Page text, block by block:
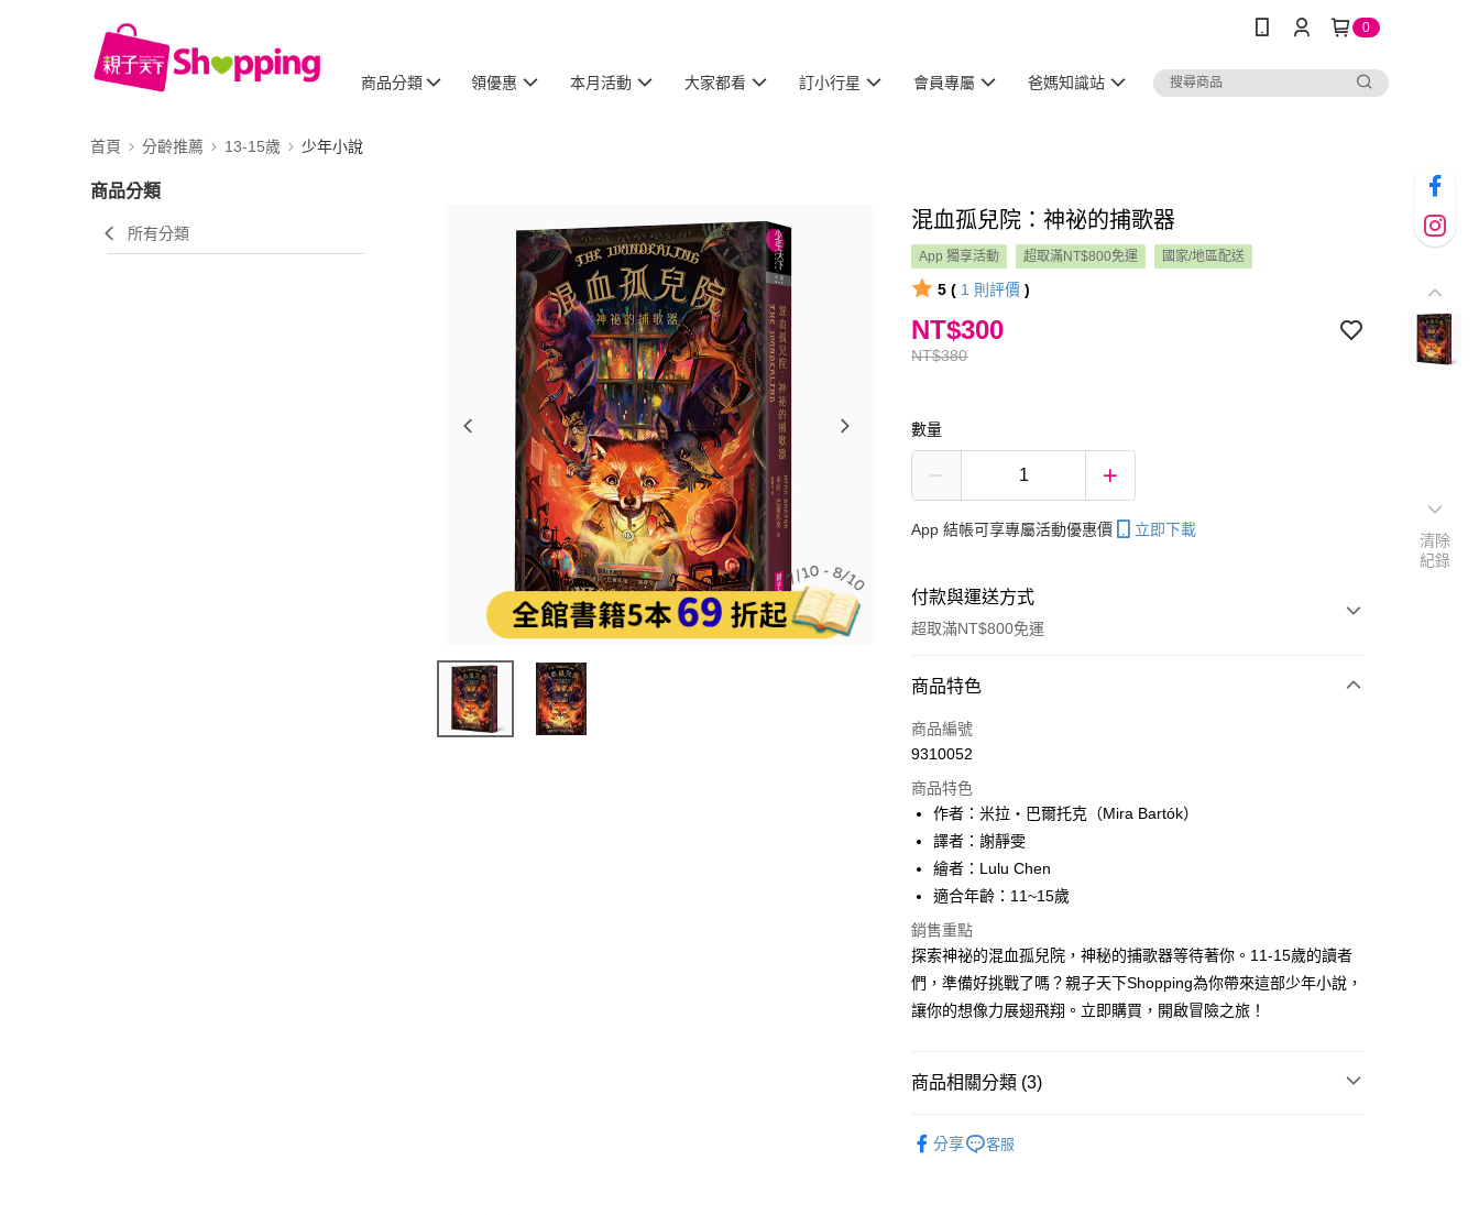
0
商品分類 領優惠 本月活動 大家都看 訂小行星 會員專屬 爸媽知識站
首頁 分齡推薦 13-15歲 少年小說
商品分類
所有分類
混血孤兒院：神祕的捕歌器
App 獨享活動 超取滿NT$800免運 國家/地區配送
5 ( 1 則評價 )
NT$380
NT$300
數量
App 結帳可享專屬活動優惠價 立即下載
付款與運送方式
超取滿NT$800免運
付款方式
信用卡一次付款
Apple Pay
大哥付你分期
相關說明
【大哥付你分期使用說明】
2.付款方式選擇「大哥付你分期」，訂單成立後會自動跳轉到大哥付的交易
流程，驗證手機門號後，選擇欲分期的期數、繳款截止日，確認付款後即
完成交易。
3.實際核准額度、可分期數及費用金額請依後續交易確認頁面所載為準。
4.訂單成立30分鐘內，如未前往確認交易或遇審核未通過，訂單將自動取
【繳款方式說明】
1.分期款項不併入電信帳單，「大哥付你分期」於每月結算日後寄送繳費提
2.透過簡訊連結打開帳單後，可選擇「超商條碼／台灣大直營門市／銀行轉
帳／街口支付／iPASS MONEY」等通路繳費。
相關說明
【關於「AFTEE先享後付」】
AFTEE先享後付是「在收到商品之後才付款」的支付方式。 讓您購物簡單
１．簡單：不需註冊會員、不需綁卡、不需儲值。
付」結帳頁面，進行簡訊認證並確認金額後，即可完成結帳。
２．訂單成立數日內，您將收到繳費通知簡訊。
ATM付款
付款後全家取貨
付款後7-11取貨
商品特色
商品編號
9310052
商品特色
作者：米拉‧巴爾托克（Mira Bartók）
譯者：謝靜雯
繪者：Lulu Chen
適合年齡：11~15歲
銷售重點
探索神祕的混血孤兒院，神秘的捕歌器等待著你。11-15歲的讀者
們，準備好挑戰了嗎？親子天下Shopping為你帶來這部少年小說，
讓你的想像力展翅飛翔。立即購買，開啟冒險之旅！
商品相關分類 (3)
分享 客服
清除
紀錄